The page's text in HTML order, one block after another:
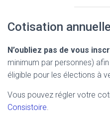
Cotisation
N’oubliez pas de vous
minimum par personnes)
éligible pour les élections à
Vous pouvez régler votre
Consistoire.